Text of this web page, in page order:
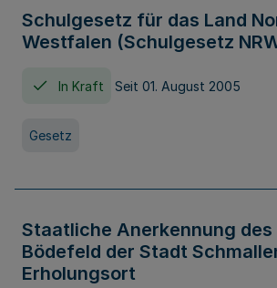
Schulgesetz für das Land
Westfalen (Schulgesetz
In Kraft Seit 01. August 2005
Gesetz
Staatliche Anerkennung
Bödefeld der Stadt
Erholungsort